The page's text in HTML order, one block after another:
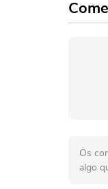
Os
algo